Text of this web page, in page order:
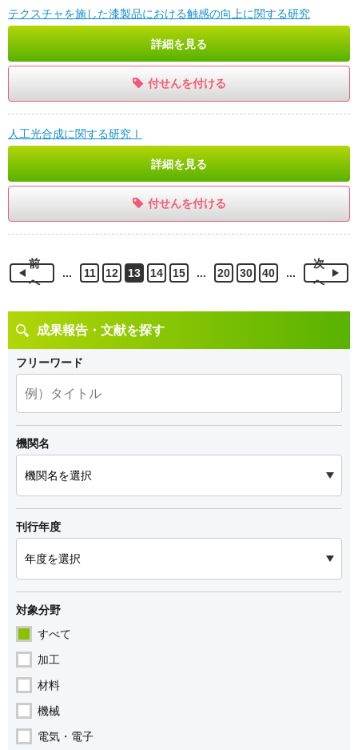
テクスチャを施した漆製品における触感の向上に関する研究
詳細を見る
付せんを付ける
人工光合成に関する研究Ⅰ
詳細を見る
付せんを付ける
前
へ
... 11 12 13 14 15 ... 20 30 40 ...
次
へ
成果報告・文献を探す
フリーワード
機関名
刊行年度
対象分野
すべて
加工
材料
機械
電気・電子